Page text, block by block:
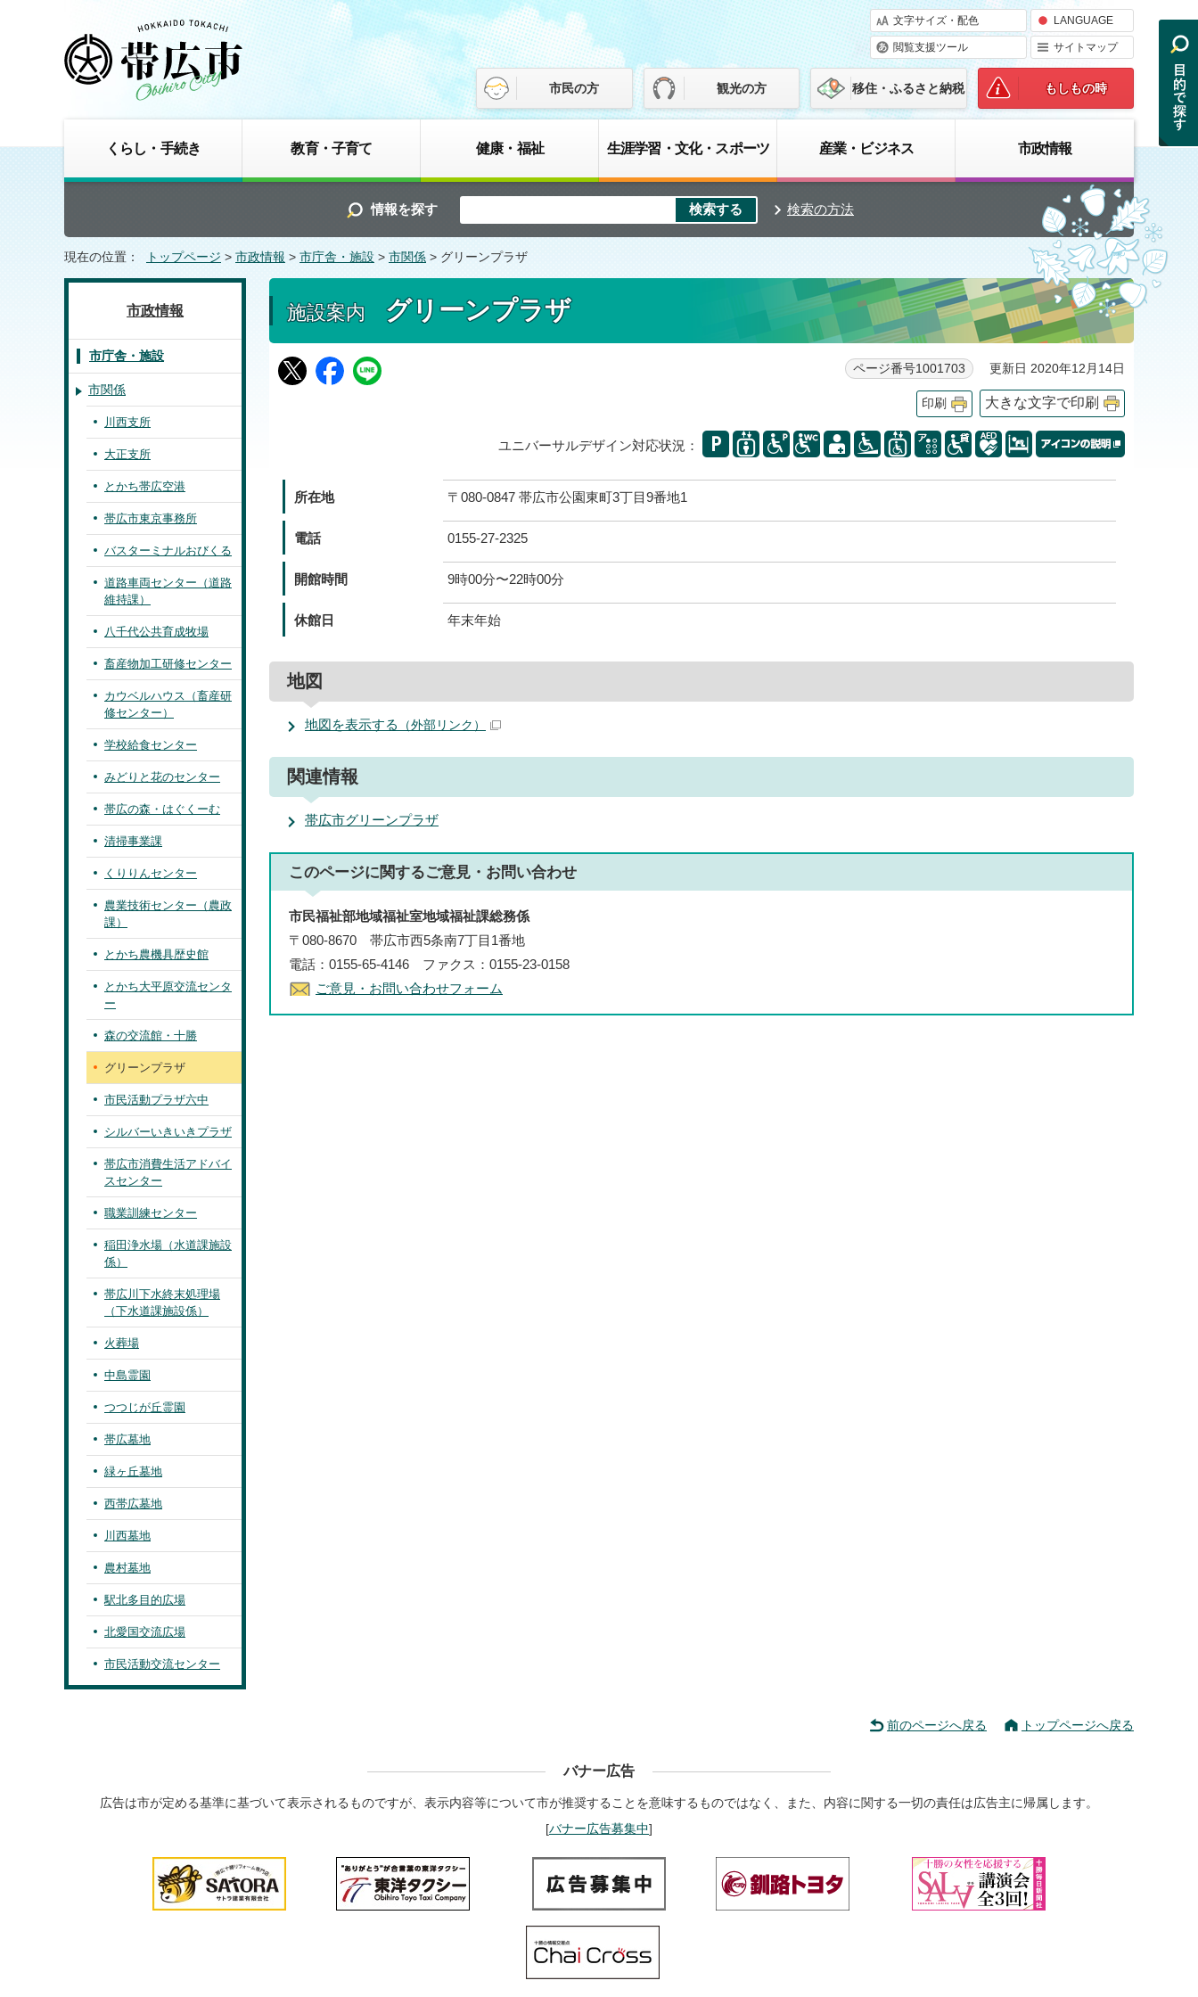
文字サイズ・配色 LANGUAGE
閲覧支援ツール サイトマップ
市民の方 観光の方 移住・ふるさと納税 もしもの時
くらし・手続き 教育・子育て 健康・福祉 生涯学習・文化・スポーツ 産業・ビジネス 市政情報
情報を探す 検索の方法
現在の位置： トップページ > 市政情報 > 市庁舎・施設 > 市関係 > グリーンプラザ
施設案内 グリーンプラザ
ページ番号1001703 更新日 2020年12月14日
印刷 大きな文字で印刷
ユニバーサルデザイン対応状況：
所在地 〒080-0847 帯広市公園東町3丁目9番地1
電話 0155-27-2325
開館時間 9時00分〜22時00分
休館日 年末年始
地図
地図を表示する （外部リンク）
関連情報
帯広市グリーンプラザ
このページに関するご意見・お問い合わせ
市民福祉部地域福祉室地域福祉課総務係
〒080-8670 帯広市西5条南7丁目1番地
電話：0155-65-4146 ファクス：0155-23-0158
ご意見・お問い合わせフォーム
市政情報
市庁舎・施設
市関係
川西支所
大正支所
とかち帯広空港
帯広市東京事務所
バスターミナルおびくる
道路車両センター（道路
維持課）
八千代公共育成牧場
畜産物加工研修センター
カウベルハウス（畜産研
修センター）
学校給食センター
みどりと花のセンター
帯広の森・はぐくーむ
清掃事業課
くりりんセンター
農業技術センター（農政
課）
とかち農機具歴史館
とかち大平原交流センタ
ー
森の交流館・十勝
グリーンプラザ
市民活動プラザ六中
シルバーいきいきプラザ
帯広市消費生活アドバイ
スセンター
職業訓練センター
稲田浄水場（水道課施設
係）
帯広川下水終末処理場
（下水道課施設係）
火葬場
中島霊園
つつじが丘霊園
帯広墓地
緑ヶ丘墓地
西帯広墓地
川西墓地
農村墓地
駅北多目的広場
北愛国交流広場
市民活動交流センター
前のページへ戻る トップページへ戻る
バナー広告
広告は市が定める基準に基づいて表示されるものですが、表示内容等について市が推奨することを意味するものではなく、また、内容に関する一切の責任は広告主に帰属します。
[バナー広告募集中]